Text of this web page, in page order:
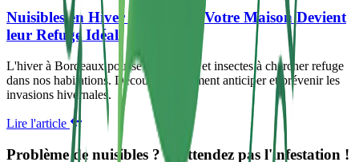
Nuisibles en Hiver : Pourquoi Votre Maison Devient
leur Refuge Idéal
L'hiver à Bordeaux pousse rats, souris et insectes à chercher refuge
dans nos habitations. Découvrez comment anticiper et prévenir les
invasions hivernales.
Lire l'article
Problème de nuisibles ? N'attendez pas l'infestation !